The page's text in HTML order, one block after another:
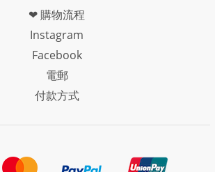
❤ 購物流程
Instagram
Facebook
電郵
付款方式